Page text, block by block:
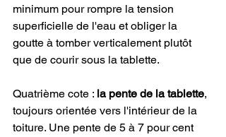
minimum pour rompre la tension
superficielle de l'eau et obliger la
goutte à tomber verticalement plutôt
que de courir sous la tablette.
Quatrième cote : la pente de la tablette,
toujours orientée vers l'intérieur de la
toiture. Une pente de 5 à 7 pour cent